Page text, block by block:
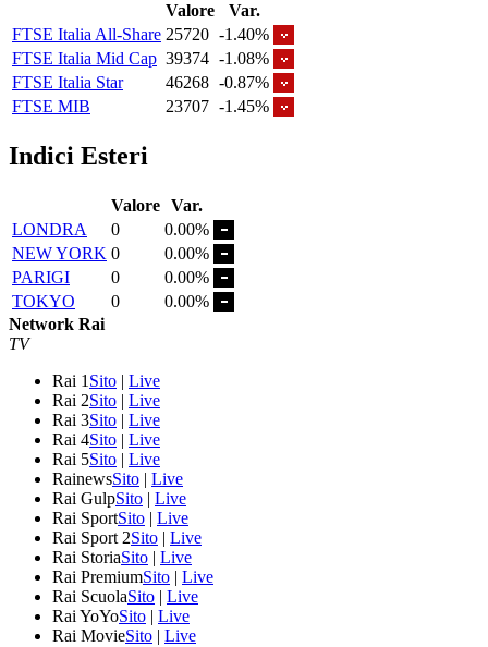
Valore
Var.
FTSE Italia All-Share 25720 -1.40%
FTSE Italia Mid Cap 39374 -1.08%
FTSE Italia Star
46268 -0.87%
FTSE MIB
23707 -1.45%
Indici Esteri
Valore Var.
LONDRA
0
0.00%
NEW YORK 0
0.00%
PARIGI
0
0.00%
TOKYO
0
0.00%
Network Rai
TV
Rai 1 Sito | Live
Rai 2Sito | Live
Rai 3Sito | Live
Rai 4Sito | Live
Rai 5Sito | Live
RainewsSito | Live
Rai GulpSito | Live
Rai SportSito | Live
Rai Sport 2Sito | Live
Rai StoriaSito | Live
Rai PremiumSito | Live
Rai ScuolaSito | Live
Rai YoYoSito | Live
Rai MovieSito | Live